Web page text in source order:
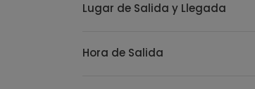
Lugar de Salida y Llegada
Hora de Salida